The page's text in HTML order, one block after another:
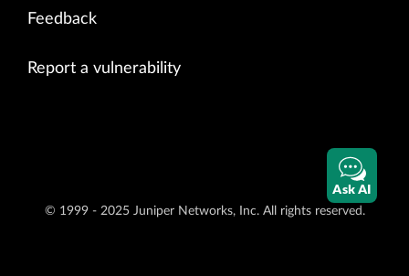
Feedback
Report a vulnerability
© 1999 - 2025 Juniper Networks, Inc. All rights reserved.
Ask AI